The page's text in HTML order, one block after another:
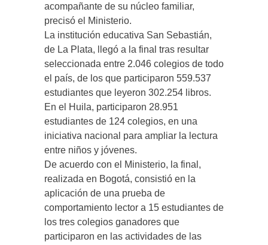
acompañante de su núcleo familiar,
precisó el Ministerio.
La institución educativa San Sebastián,
de La Plata, llegó a la final tras resultar
seleccionada entre 2.046 colegios de todo
el país, de los que participaron 559.537
estudiantes que leyeron 302.254 libros.
En el Huila, participaron 28.951
estudiantes de 124 colegios, en una
iniciativa nacional para ampliar la lectura
entre niños y jóvenes.
De acuerdo con el Ministerio, la final,
realizada en Bogotá, consistió en la
aplicación de una prueba de
comportamiento lector a 15 estudiantes de
los tres colegios ganadores que
participaron en las actividades de las